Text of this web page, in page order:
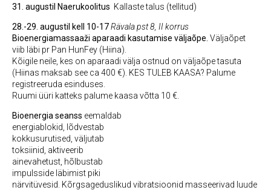
31. augustil Naerukoolitus Kallaste talus (tellitud)
28.-29. augustil kell 10-17Rävala pst 8, II korrus
Bioenergiamassaaži aparaadi kasutamise väljaõpe. Väljaõpet
viib läbi pr Pan HunFey (Hiina).
Kõigile neile, kes on aparaadi välja ostnud on väljaõpe tasuta
(Hiinas maksab see ca 400 €). KES TULEB KAASA? Palume
registreeruda esinduses.
Ruumi üüri katteks palume kaasa võtta 10 €.
Bioenergia seanss eemaldab
energiablokid, lõdvestab
kokkusurutised, väljutab
toksiinid, aktiveerib
ainevahetust, hõlbustab
impulsside läbimist piki
närvitüvesid. Kõrgsageduslikud vibratsioonid masseerivad luude